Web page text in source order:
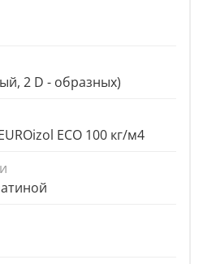
2 D - образных)
ECO 100 кг/м4